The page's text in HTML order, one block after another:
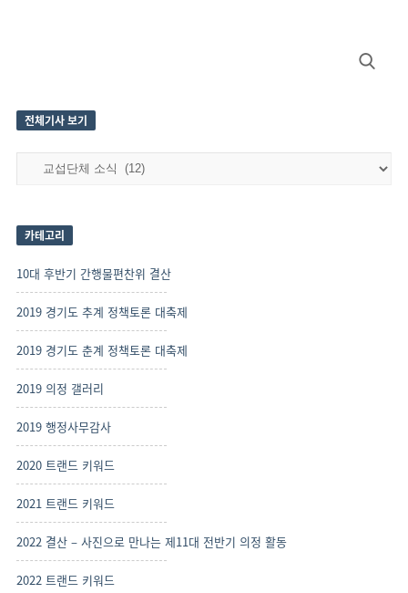
션전체기사 보기
전
보
기
카테고리
10대 후반기 간행물편찬위 결산
2019 경기도 추계 정책토론 대축제
2019 경기도 춘계 정책토론 대축제
2019 의정 갤러리
2019 행정사무감사
2020 트랜드 키워드
2021 트랜드 키워드
2022 결산 – 사진으로 만나는 제11대 전반기 의정 활동
2022 트랜드 키워드